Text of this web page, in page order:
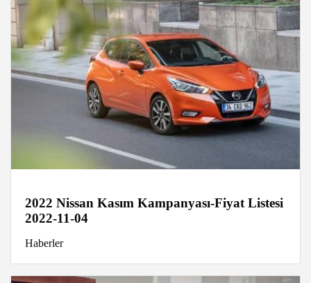
2022 Nissan Kasım Kampanyası-Fiyat Listesi
2022-11-04
Haberler